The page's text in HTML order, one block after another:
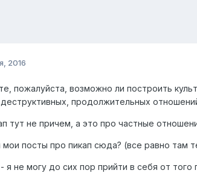
2016
пожалуйста, возможно ли построить
продолжительных
тут не причем, а это про частные
посты про пикап сюда? (все равно там
не могу до сих пор прийти в себя от того